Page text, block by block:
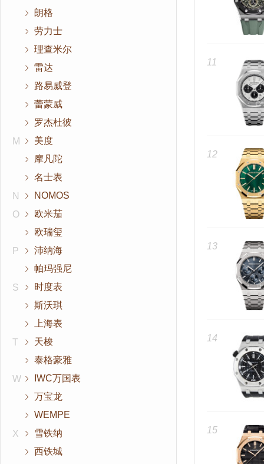
朗格
劳力士
理查米尔
雷达
路易威登
蕾蒙威
罗杰杜彼
M
美度
摩凡陀
名士表
N
NOMOS
O
欧米茄
欧瑞玺
P
沛纳海
帕玛强尼
S
时度表
斯沃琪
上海表
T
天梭
泰格豪雅
W
IWC万国表
万宝龙
WEMPE
X
雪铁纳
西铁城
11
12
13
14
15